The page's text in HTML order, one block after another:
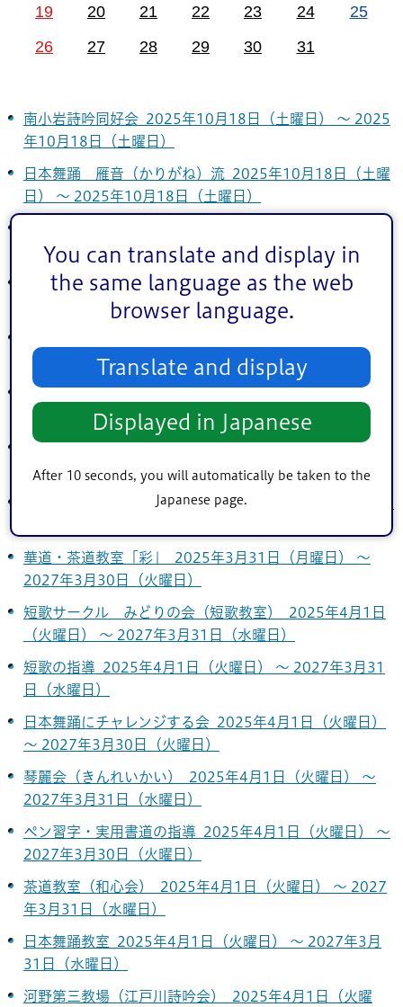
You can translate and display in
the same language as the web
browser language.
Translate and display
Displayed in Japanese
After 10 seconds, you will automatically be taken to the
Japanese page.
19 20 21 22 23 24
25
26
27 28 29 30 31
南小岩詩吟同好会 2025年10月18日（土曜日） ～ 2025
年10月18日（土曜日）
日本舞踊 雁音（かりがね）流 2025年10月18日（土曜
日） ～ 2025年10月18日（土曜日）
日） ～ 2027年3月31日（水曜日）
江戸川女声合唱団 2024年11月14日（木曜日） ～ 2027
年4月1日（木曜日）
日） ～ 2027年3月28日（日曜日）
楽しみま書の会 2025年1月21日（火曜日） ～ 2027年3
月31日（水曜日）
表千家茶道「淡水会」 2025年3月4日（火曜日） ～
2027年3月31日（水曜日）
尺八教室 2025年3月10日（月曜日） ～ 2027年3月31日
華道・茶道教室「彩」 2025年3月31日（月曜日） ～
2027年3月30日（火曜日）
短歌サークル みどりの会（短歌教室） 2025年4月1日
（火曜日） ～ 2027年3月31日（水曜日）
短歌の指導 2025年4月1日（火曜日） ～ 2027年3月31
日（水曜日）
日本舞踊にチャレンジする会 2025年4月1日（火曜日）
～ 2027年3月30日（火曜日）
琴麗会（きんれいかい） 2025年4月1日（火曜日） ～
2027年3月31日（水曜日）
ペン習字・実用書道の指導 2025年4月1日（火曜日） ～
2027年3月30日（火曜日）
茶道教室（和心会） 2025年4月1日（火曜日） ～ 2027
年3月31日（水曜日）
日本舞踊教室 2025年4月1日（火曜日） ～ 2027年3月
31日（水曜日）
河野第三教場（江戸川詩吟会） 2025年4月1日（火曜